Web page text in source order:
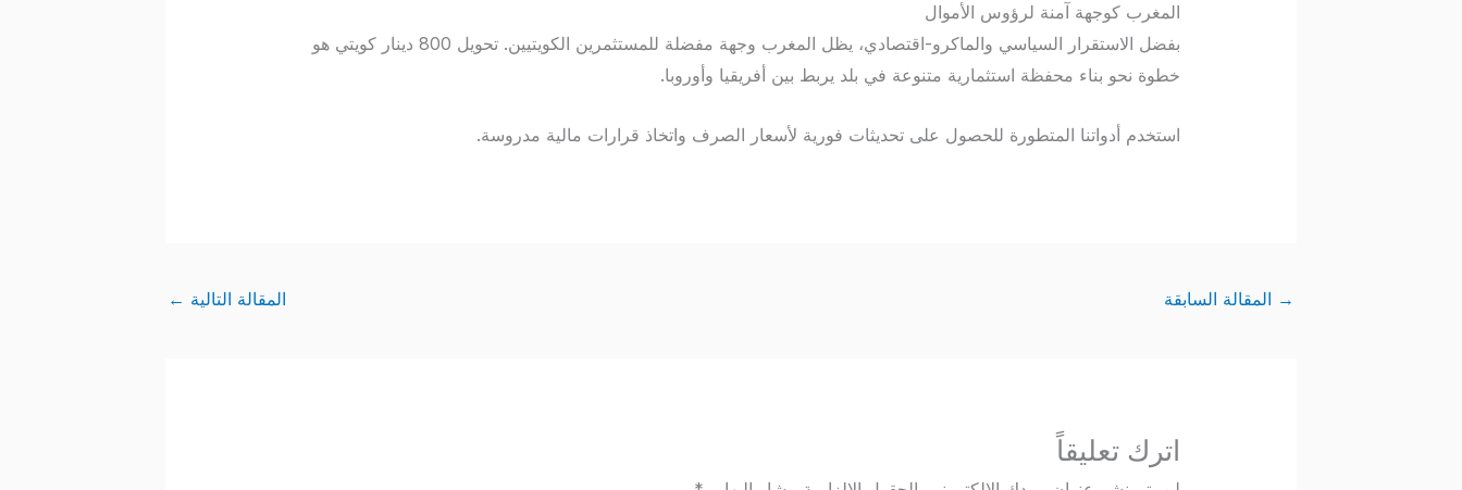
المغرب كوجهة آمنة لرؤوس الأموال
بفضل الاستقرار السياسي والماكرو-اقتصادي، يظل المغرب وجهة مفضلة للمستثمرين الكويتيين. تحويل 800 دينار كويتي هو
خطوة نحو بناء محفظة استثمارية متنوعة في بلد يربط بين أفريقيا وأوروبا.
استخدم أدواتنا المتطورة للحصول على تحديثات فورية لأسعار الصرف واتخاذ قرارات مالية مدروسة.
→ المقالة السابقة المقالة التالية ←
اترك تعليقاً